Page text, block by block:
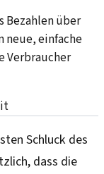
Bezahlen über
neue, einfache
Verbraucher
Schluck des
dass die